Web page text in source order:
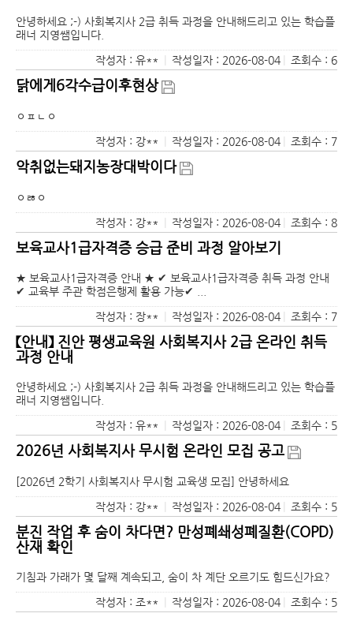
안녕하세요 ;-) 사회복지사 2급 취득 과정을 안내해드리고 있는 학습플
래너 지영쌤입니다.
작성자 : 유**
작성일자 : 2026-08-04 조회수 : 6
닭에게6각수급이후현상
ㅇㅍㄴㅇ
작성자 : 강**
작성일자 : 2026-08-04 조회수 : 7
악취없는돼지농장대박이다
ㅇㅀㅇ
작성자 : 강**
작성일자 : 2026-08-04 조회수 : 8
보육교사1급자격증 승급 준비 과정 알아보기
★ 보육교사1급자격증 안내 ★ ✔ 보육교사1급자격증 취득 과정 안내
✔ 교육부 주관 학점은행제 활용 가능✔ ...
작성자 : 장**
작성일자 : 2026-08-04 조회수 : 7
【안내】 진안 평생교육원 사회복지사 2급 온라인 취득
과정 안내
안녕하세요 ;-) 사회복지사 2급 취득 과정을 안내해드리고 있는 학습플
래너 지영쌤입니다.
작성자 : 유**
작성일자 : 2026-08-04 조회수 : 5
2026년 사회복지사 무시험 온라인 모집 공고
[2026년 2학기 사회복지사 무시험 교육생 모집] 안녕하세요
작성자 : 강**
작성일자 : 2026-08-04 조회수 : 5
분진 작업 후 숨이 차다면? 만성폐쇄성폐질환(COPD)
산재 확인
기침과 가래가 몇 달째 계속되고, 숨이 차 계단 오르기도 힘드신가요?
작성자 : 조**
작성일자 : 2026-08-04 조회수 : 5